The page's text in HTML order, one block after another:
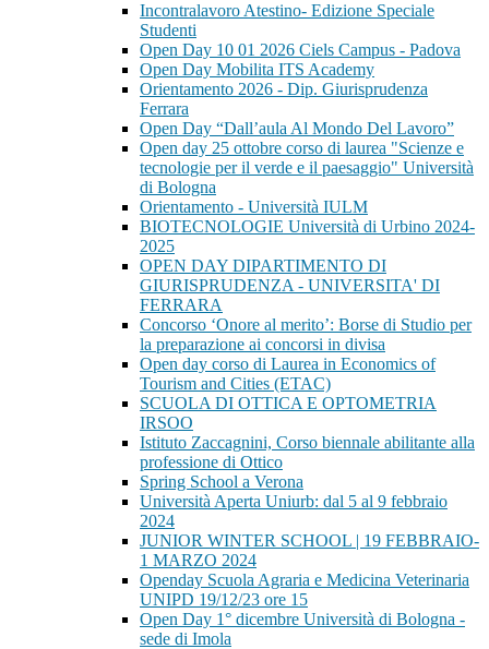
Incontralavoro Atestino- Edizione Speciale
Studenti
Open Day 10 01 2026 Ciels Campus - Padova
Open Day Mobilita ITS Academy
Orientamento 2026 - Dip. Giurisprudenza
Ferrara
Open Day “Dall’aula Al Mondo Del Lavoro”
Open day 25 ottobre corso di laurea "Scienze e
tecnologie per il verde e il paesaggio" Università
di Bologna
Orientamento - Università IULM
BIOTECNOLOGIE Università di Urbino 2024-
2025
OPEN DAY DIPARTIMENTO DI
GIURISPRUDENZA - UNIVERSITA' DI
FERRARA
Concorso ‘Onore al merito’: Borse di Studio per
la preparazione ai concorsi in divisa
Open day corso di Laurea in Economics of
Tourism and Cities (ETAC)
SCUOLA DI OTTICA E OPTOMETRIA
IRSOO
Istituto Zaccagnini, Corso biennale abilitante alla
professione di Ottico
Spring School a Verona
Università Aperta Uniurb: dal 5 al 9 febbraio
2024
JUNIOR WINTER SCHOOL | 19 FEBBRAIO-
1 MARZO 2024
Openday Scuola Agraria e Medicina Veterinaria
UNIPD 19/12/23 ore 15
Open Day 1° dicembre Università di Bologna -
sede di Imola